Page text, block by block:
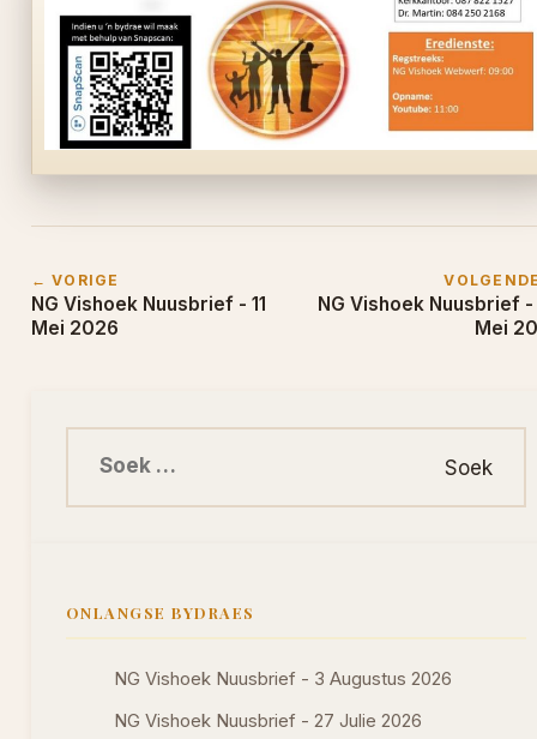
← VORIGE
NG Vishoek Nuusbrief - 11
Mei 2026
NG Vishoek Nuusbrief
Mei
ONLANGSE BYDRAES
NG Vishoek Nuusbrief - 3 Augustus 2026
NG Vishoek Nuusbrief - 27 Julie 2026